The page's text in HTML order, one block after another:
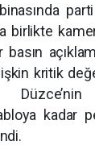
birlikte
kritik
kadar